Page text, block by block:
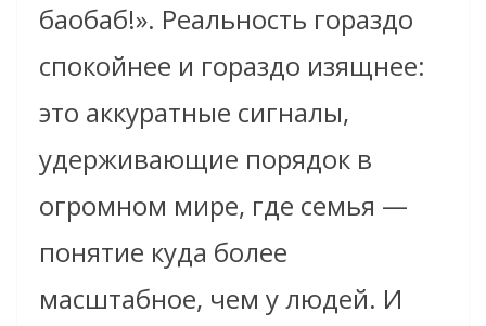
баобаб!». Реальность гораздо
спокойнее и гораздо изящнее:
это аккуратные сигналы,
удерживающие порядок в
огромном мире, где семья —
понятие куда более
масштабное, чем у людей. И